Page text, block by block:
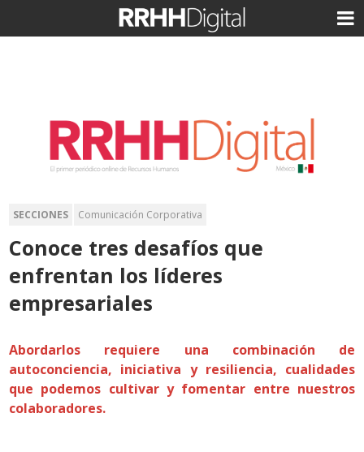
SECCIONES Comunicación Corporativa
Conoce tres desafíos que
enfrentan los líderes
empresariales
Abordarlos requiere una combinación de
autoconciencia, iniciativa y resiliencia, cualidades
que podemos cultivar y fomentar entre nuestros
colaboradores.